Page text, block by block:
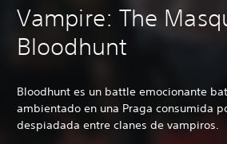
Vampire: The
Bloodhunt
Bloodhunt es un battle emocionante
ambientado en una Praga consumida
despiadada entre clanes de vampiros.